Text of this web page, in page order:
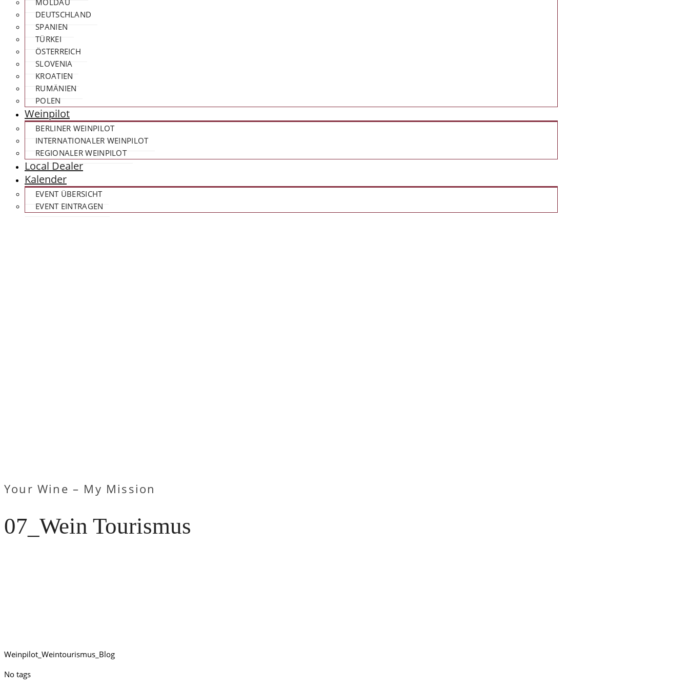
MOLDAU
DEUTSCHLAND
SPANIEN
TÜRKEI
ÖSTERREICH
SLOVENIA
KROATIEN
RUMÄNIEN
POLEN
Weinpilot
BERLINER WEINPILOT
INTERNATIONALER WEINPILOT
REGIONALER WEINPILOT
Local Dealer
Kalender
EVENT ÜBERSICHT
EVENT EINTRAGEN
Your Wine – My Mission
07_Wein Tourismus
Weinpilot_Weintourismus_Blog
No tags